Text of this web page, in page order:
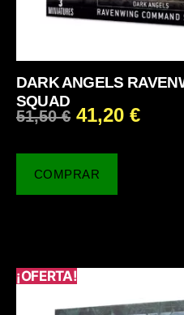
DARK ANGELS
SQUAD
51,50€ 41,20 €
COMPRAR
¡OFERTA!